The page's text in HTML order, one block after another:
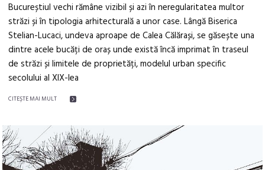
Bucureștiul vechi rămâne vizibil și azi în neregularitatea multor
străzi și în tipologia arhitecturală a unor case. Lângă Biserica
Stelian-Lucaci, undeva aproape de Calea Călărași, se găsește una
dintre acele bucăți de oraș unde există încă imprimat în traseul
de străzi și limitele de proprietăți, modelul urban specific
secolului al XIX-lea
CITEŞTE MAI MULT